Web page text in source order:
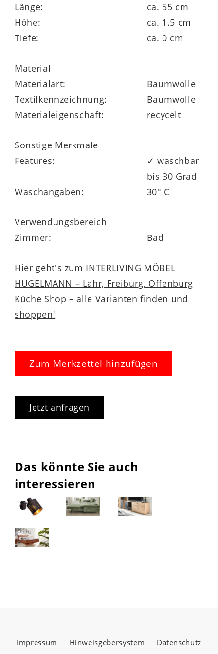
Zu den funktionalen Highlights gehört die
getrennte motorische Verstellung von
Rücken und Fußteil über die zwei
ebenfalls
Neigungverstellbar
. Alle motorischen
Funktionen werden mit dem
seitlichen
Kippschaltergesteuert. Des Weiteren
drehen.
Wie Sie es von Comfortmaster kennen,
7180 vielfältige Optionen zur
und Lederauswahl lässt sich die Optik
gezielt an den eigenen Geschmack
adaptieren. Zudem stehen insgesamt drei
Sitzqualitäten preisgleich zur Wahl. Sie
können den Fernsehsessel auch mit einem
mit manuellen Verstellungen kaufen. Er
passt perfekt zur Comfortmaster Sofa
Länge:
ca. 55 cm
Höhe:
ca. 1.5 cm
Tiefe:
ca. 0 cm
Material
Materialart:
Baumwolle
Textilkennzeichnung:
Baumwolle
Materialeigenschaft:
recycelt
Sonstige Merkmale
Features:
✓ waschbar
bis 30 Grad
Waschangaben:
30° C
Verwendungsbereich
Zimmer:
Bad
Hier geht's zum INTERLIVING MÖBEL
HUGELMANN – Lahr, Freiburg, Offenburg
Küche Shop – alle Varianten finden und
shoppen!
Zum Merkzettel hinzufügen
Jetzt anfragen
Das könnte Sie auch
interessieren
Impressum Hinweisgebersystem Datenschutz